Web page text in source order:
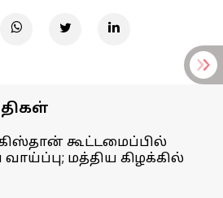
கூட்டமைப்பில்
மத்திய கிழக்கில்